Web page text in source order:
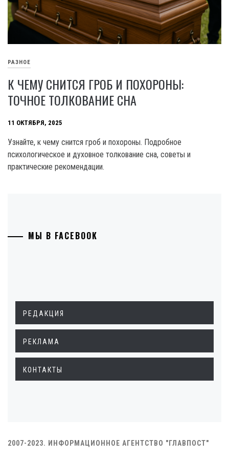
РАЗНОЕ
К ЧЕМУ СНИТСЯ ГРОБ И ПОХОРОНЫ:
ТОЧНОЕ ТОЛКОВАНИЕ СНА
11 ОКТЯБРЯ, 2025
Узнайте, к чему снится гроб и похороны. Подробное
психологическое и духовное толкование сна, советы и
практические рекомендации.
МЫ В FACEBOOK
РЕДАКЦИЯ
РЕКЛАМА
КОНТАКТЫ
2007-2023. ИНФОРМАЦИОННОЕ АГЕНТСТВО "ГЛАВПОСТ"